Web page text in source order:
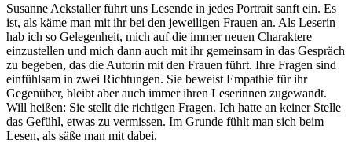
Susanne Ackstaller führt uns Lesende in jedes Portrait sanft ein. Es
ist, als käme man mit ihr bei den jeweiligen Frauen an. Als Leserin
hab ich so Gelegenheit, mich auf die immer neuen Charaktere
einzustellen und mich dann auch mit ihr gemeinsam in das Gespräch
zu begeben, das die Autorin mit den Frauen führt. Ihre Fragen sind
einfühlsam in zwei Richtungen. Sie beweist Empathie für ihr
Gegenüber, bleibt aber auch immer ihren Leserinnen zugewandt.
Will heißen: Sie stellt die richtigen Fragen. Ich hatte an keiner Stelle
das Gefühl, etwas zu vermissen. Im Grunde fühlt man sich beim
Lesen, als säße man mit dabei.